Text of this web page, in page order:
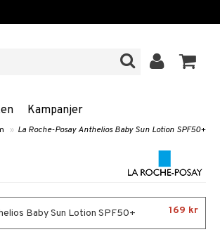
Kampanjer
» La Roche-Posay Anthelios Baby Sun Lotion SPF50+
Baby Sun Lotion SPF50+ 169 kr